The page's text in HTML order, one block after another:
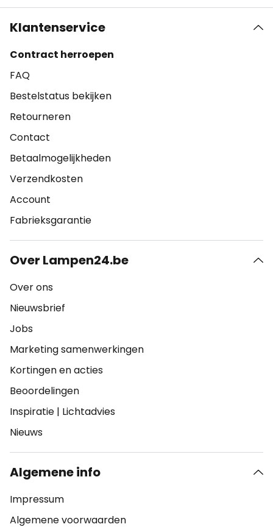
Klantenservice
Contract herroepen
FAQ
Bestelstatus bekijken
Retourneren
Contact
Betaalmogelijkheden
Verzendkosten
Account
Fabrieksgarantie
Over Lampen24.be
Over ons
Nieuwsbrief
Jobs
Marketing samenwerkingen
Kortingen en acties
Beoordelingen
Inspiratie | Lichtadvies
Nieuws
Algemene info
Impressum
Algemene voorwaarden